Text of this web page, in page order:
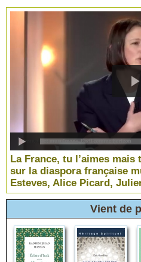
La France, tu l’aimes
sur la diaspora française
Esteves, Alice Picard,
Vient de